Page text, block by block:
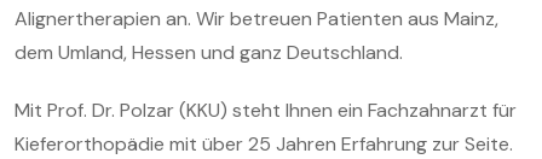
Alignertherapien an. Wir betreuen Patienten aus Mainz,
dem Umland, Hessen und ganz Deutschland.
Mit Prof. Dr. Polzar (KKU) steht Ihnen ein Fachzahnarzt für
Kieferorthopädie mit über 25 Jahren Erfahrung zur Seite.